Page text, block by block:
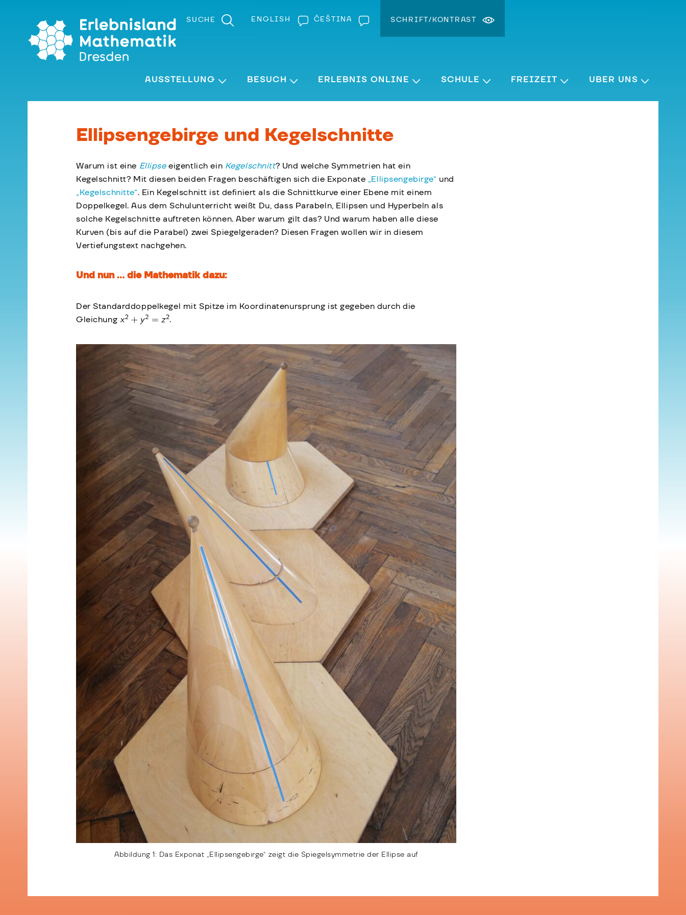
content
SUCHE ENGLISH ČEŠTINA SCHRIFT/KONTRAST
Kontrast ändern
AUSSTELLUNG BESUCH ERLEBNIS ONLINE SCHULE FREIZEIT ÜBER UNS
Ellipsengebirge und Kegelschnitte
Warum ist eine Ellipseeigentlich ein Kegelschnitt? Und welche Symmetrien hat ein
Kegelschnitt? Mit diesen beiden Fragen beschäftigen sich die Exponate „Ellipsengebirge“ und
„Kegelschnitte“. Ein Kegelschnitt ist definiert als die Schnittkurve einer Ebene mit einem
Doppelkegel. Aus dem Schulunterricht weißt Du, dass Parabeln, Ellipsen und Hyperbeln als
solche Kegelschnitte auftreten können. Aber warum gilt das? Und warum haben alle diese
Kurven (bis auf die Parabel) zwei Spiegelgeraden? Diesen Fragen wollen wir in diesem
Vertiefungstext nachgehen.
Und nun … die Mathematik dazu:
Der Standarddoppelkegel mit Spitze im Koordinatenursprung ist gegeben durch die
Gleichung
.
Abbildung 1: Das Exponat „Ellipsengebirge“ zeigt die Spiegelsymmetrie der Ellipse auf